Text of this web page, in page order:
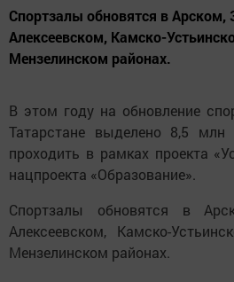
Спортзалы обновятся в Арском,
Алексеевском, Камско-
Мензелинском районах.
В этом году на обновление
Татарстане выделено 8,5 млн
проходить в рамках проекта
нацпроекта «Образование».
Спортзалы обновятся в
Алексеевском, Камско-
Мензелинском районах.